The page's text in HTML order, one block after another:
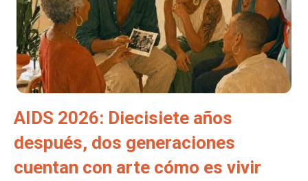
AIDS 2026: Diecisiete años
después, dos generaciones
cuentan con arte cómo es vivir